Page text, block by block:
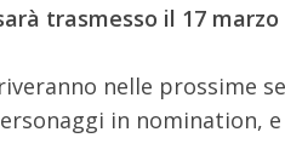
trasmesso il 17
nelle prossime
in nomination,